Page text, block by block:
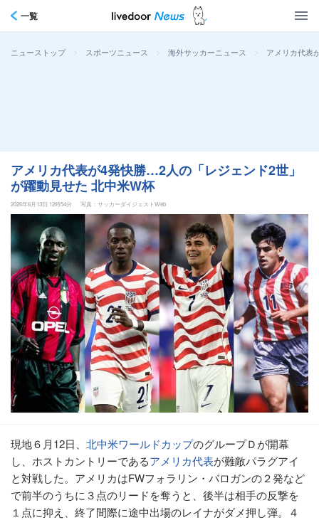
一覧
ニューストップ > スポーツニュース > 海外サッカーニュース > アメリカ代表
アメリカ代表が4発快勝…2人の「レジェンド2世」
が躍動見せた 北中米W杯
2026年6月13日 12時54分 写真：サッカーダイジェストWeb
現地６月12日、 北中米ワールドカップのグループＤが開幕
し、ホストカントリーであるアメリカ代表が難敵パラグアイ
と対戦した。アメリカはFWフォラリン・バロガンの２発など
で前半のうちに３点のリードを奪うと、後半は相手の反撃を
１点に抑え、終了間際に途中出場のレイナがダメ押し弾。４